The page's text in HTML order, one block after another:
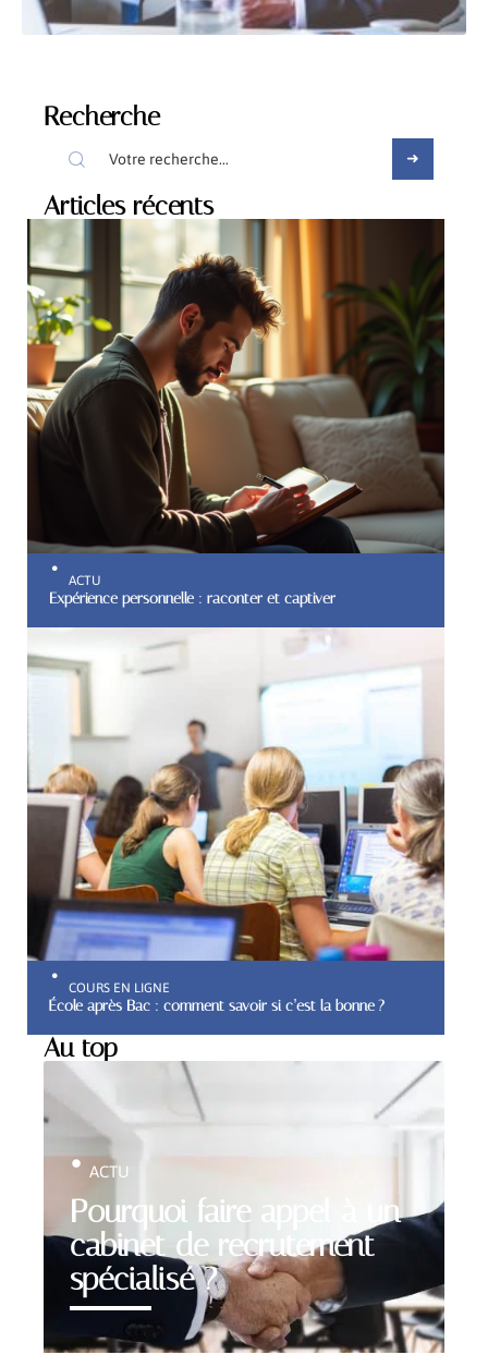
Recherche
Articles récents
ACTU
Expérience personnelle : raconter et captiver
COURS EN LIGNE
École après Bac : comment savoir si c’est la bonne ?
Au top
Pourquoi faire appel à un
cabinet de recrutement
spécialisé ?
ACTU